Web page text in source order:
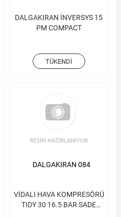
DALGAKIRAN İNVERSYS 15
PM COMPACT
TÜKENDI
VİDALI HAVA KOMPRESÖRÜ
TIDY 30 16.5 BAR SADE
DALGAKIRAN 084